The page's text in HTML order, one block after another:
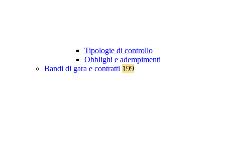
Tipologie di controllo
Obblighi e adempimenti
Bandi di gara e contratti 199